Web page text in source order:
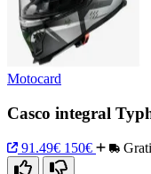
Motocard
Casco integral
91.49€ 150€